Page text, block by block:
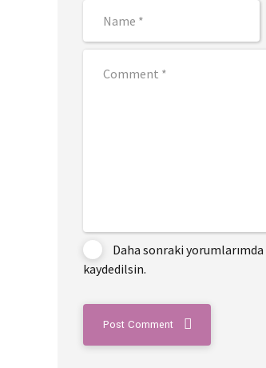
Daha sonraki
kaydedilsin.
Post Comment